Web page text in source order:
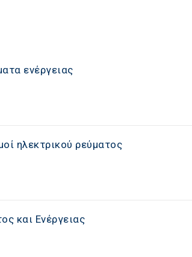
ενέργειας
ηλεκτρικού ρεύματος
και Ενέργειας